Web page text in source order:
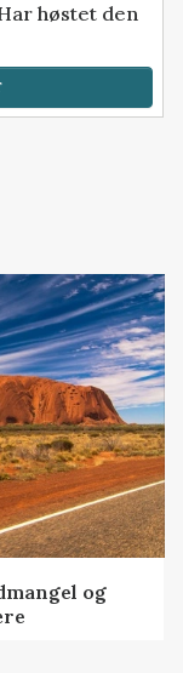
høstet den
og